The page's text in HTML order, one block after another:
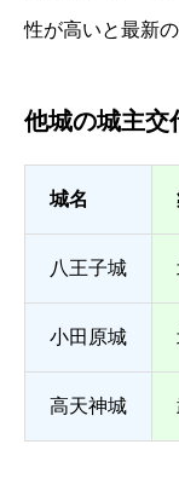
性が高いと最新
他城の城主交
城名
八王子城
小田原城
高天神城